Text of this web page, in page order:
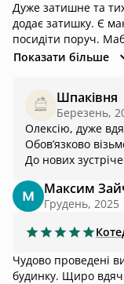
рекомендую це
незабутній
Дуже затишне та
додає затишку. Є
посидіти поруч.
столика, за яким
Показати більше
Шпаківня
Березень,
Олексію, дуже
Обов’язково
До нових
Максим
Грудень, 2025
Чудово проведені
будинку. Щиро